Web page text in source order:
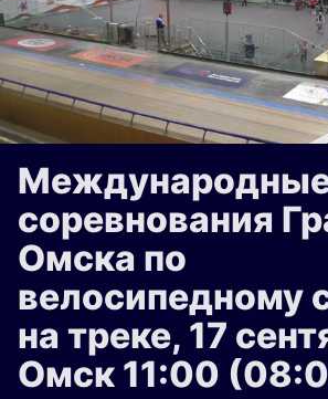
соревнования
Омска по
велосипедному
на треке, 17
Омск 11:00